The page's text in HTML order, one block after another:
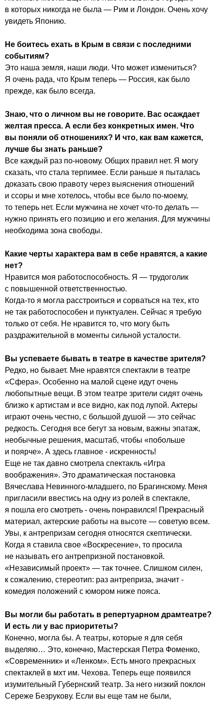
в которых никогда не была — Рим и Лондон. Очень хочу
увидеть Японию.
Не боитесь ехать в Крым в связи с последними
событиям?
Это наша земля, наши люди. Что может измениться?
Я очень рада, что Крым теперь — Россия, как было
прежде, как было всегда.
Знаю, что о личном вы не говорите. Вас осаждает
желтая пресса. А если без конкретных имен. Что
вы поняли об отношениях? И что, как вам кажется,
лучше бы знать раньше?
Все каждый раз по-новому. Общих правил нет. Я могу
сказать, что стала терпимее. Если раньше я пыталась
доказать свою правоту через выяснения отношений
и ссоры и мне хотелось, чтобы все было по-моему,
то теперь нет. Если мужчина не хочет что-то делать —
нужно принять его позицию и его желания. Для мужчины
необходима зона свободы.
Какие черты характера вам в себе нравятся, а какие
нет?
Нравится моя работоспособность. Я — трудоголик
с повышенной ответственностью.
Когда-то я могла расстроиться и сорваться на тех, кто
не так работоспособен и пунктуален. Сейчас я требую
только от себя. Не нравится то, что могу быть
раздражительной в моменты сильной усталости.
Вы успеваете бывать в театре в качестве зрителя?
Редко, но бывает. Мне нравятся спектакли в театре
«Сфера». Особенно на малой сцене идут очень
любопытные вещи. В этом театре зрители сидят очень
близко к артистам и все видно, как под лупой. Актеры
играют очень честно, с большой душой — это сейчас
редкость. Сегодня все бегут за новым, важны эпатаж,
необычные решения, масштаб, чтобы «побольше
и поярче». А здесь главное - искренность!
Еще не так давно смотрела спектакль «Игра
воображения». Это драматическая постановка
Вячеслава Невинного-младшего, по Брагинскому. Меня
пригласили ввестись на одну из ролей в спектакле,
я пошла его смотреть - очень понравился! Прекрасный
материал, актерские работы на высоте — советую всем.
Увы, к антрепризам сегодня относятся скептически.
Когда я ставила свое «Воскресение», то просила
не называть его антрепризной постановкой.
«Независимый проект» — так точнее. Слишком силен,
к сожалению, стереотип: раз антреприза, значит -
комедия положений с юмором ниже пояса.
Вы могли бы работать в репертуарном драмтеатре?
И есть ли у вас приоритеты?
Конечно, могла бы. А театры, которые я для себя
выделяю… Это, конечно, Мастерская Петра Фоменко,
«Современник» и «Ленком». Есть много прекрасных
спектаклей в мхт им. Чехова. Теперь еще появился
изумительный Губернский театр. За него низкий поклон
Сереже Безрукову. Если вы еще там не были,